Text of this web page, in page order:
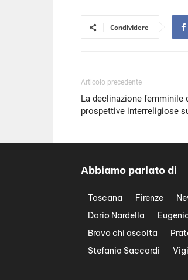
Condividere
Articolo precedente
La declinazione femminile
prospettive interreligiose
Abbiamo parlato di
Toscana Firenze
Dario Nardella
Bravo chi ascolta
Stefania Saccardi